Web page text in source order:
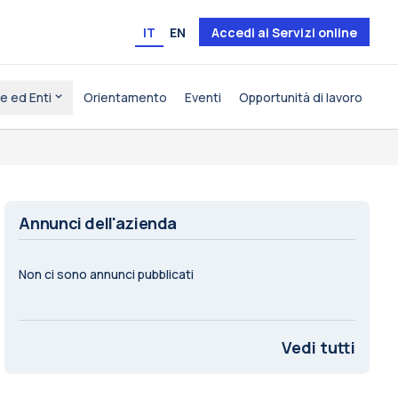
IT EN Accedi ai Servizi online
ed Enti Orientamento Eventi Opportunità di lavoro
Annunci dell'azienda
Non ci sono annunci pubblicati
Vedi tutti